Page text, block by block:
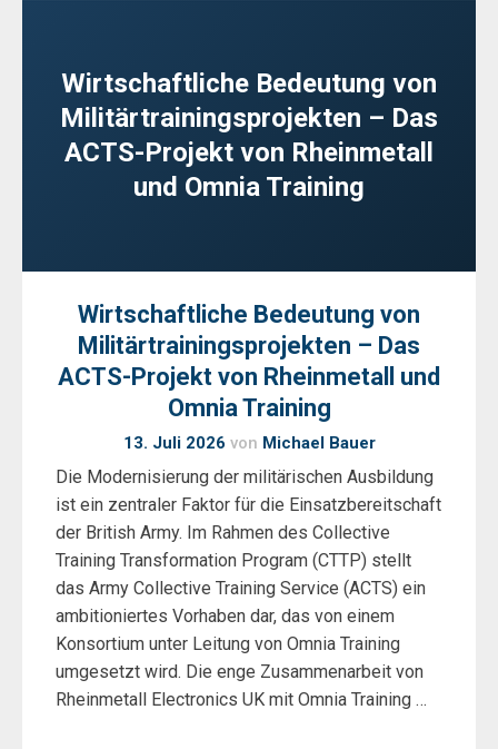
Wirtschaftliche Bedeutung von
Militärtrainingsprojekten – Das
ACTS-Projekt von Rheinmetall
und Omnia Training
Wirtschaftliche Bedeutung von
Militärtrainingsprojekten – Das
ACTS-Projekt von Rheinmetall und
Omnia Training
13. Juli 2026 von Michael Bauer
Die Modernisierung der militärischen Ausbildung
ist ein zentraler Faktor für die Einsatzbereitschaft
der British Army. Im Rahmen des Collective
Training Transformation Program (CTTP) stellt
das Army Collective Training Service (ACTS) ein
ambitioniertes Vorhaben dar, das von einem
Konsortium unter Leitung von Omnia Training
umgesetzt wird. Die enge Zusammenarbeit von
Rheinmetall Electronics UK mit Omnia Training …